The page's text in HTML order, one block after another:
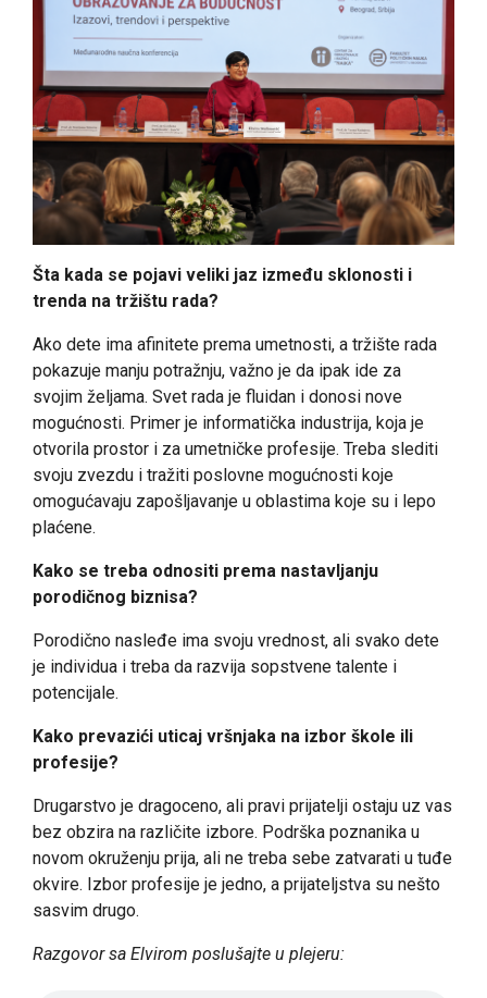
Šta kada se pojavi veliki jaz između sklonosti i
trenda na tržištu rada?
Ako dete ima afinitete prema umetnosti, a tržište rada
pokazuje manju potražnju, važno je da ipak ide za
svojim željama. Svet rada je fluidan i donosi nove
mogućnosti. Primer je informatička industrija, koja je
otvorila prostor i za umetničke profesije. Treba slediti
svoju zvezdu i tražiti poslovne mogućnosti koje
omogućavaju zapošljavanje u oblastima koje su i lepo
plaćene.
Kako se treba odnositi prema nastavljanju
porodičnog biznisa?
Porodično nasleđe ima svoju vrednost, ali svako dete
je individua i treba da razvija sopstvene talente i
potencijale.
Kako prevazići uticaj vršnjaka na izbor škole ili
profesije?
Drugarstvo je dragoceno, ali pravi prijatelji ostaju uz vas
bez obzira na različite izbore. Podrška poznanika u
novom okruženju prija, ali ne treba sebe zatvarati u tuđe
okvire. Izbor profesije je jedno, a prijateljstva su nešto
sasvim drugo.
Razgovor sa Elvirom poslušajte u plejeru: